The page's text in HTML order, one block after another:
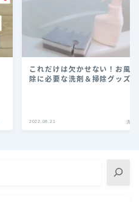
これだけは欠かせない！お風
除に必要な洗剤＆掃除グッズ6
2022.08.21 洗剤